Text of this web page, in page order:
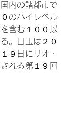
内の諸都市で
のハイレベル
含む１００以
。目玉は２０
９日にリオ・
れる第１９回